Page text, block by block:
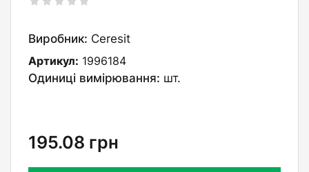
Виробник: Ceresit
Артикул: 1996184
Одиниці вимірювання: шт.
195.08 грн